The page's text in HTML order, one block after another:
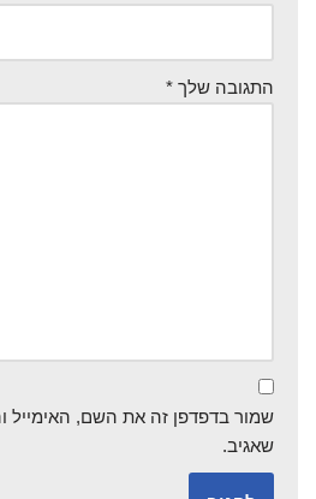
התגובה שלך *
שמור בדפדפן זה את השם,
שאגיב.